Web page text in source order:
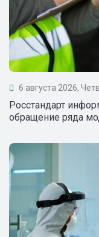
6 августа 2026,
Росстандарт
обращение ряда